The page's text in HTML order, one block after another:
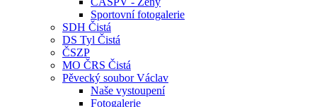
Sportovní fotogalerie
SDH Čistá
DS Tyl Čistá
ČSZP
MO ČRS Čistá
Pěvecký soubor Václav
Naše vystoupení
Fotogalerie